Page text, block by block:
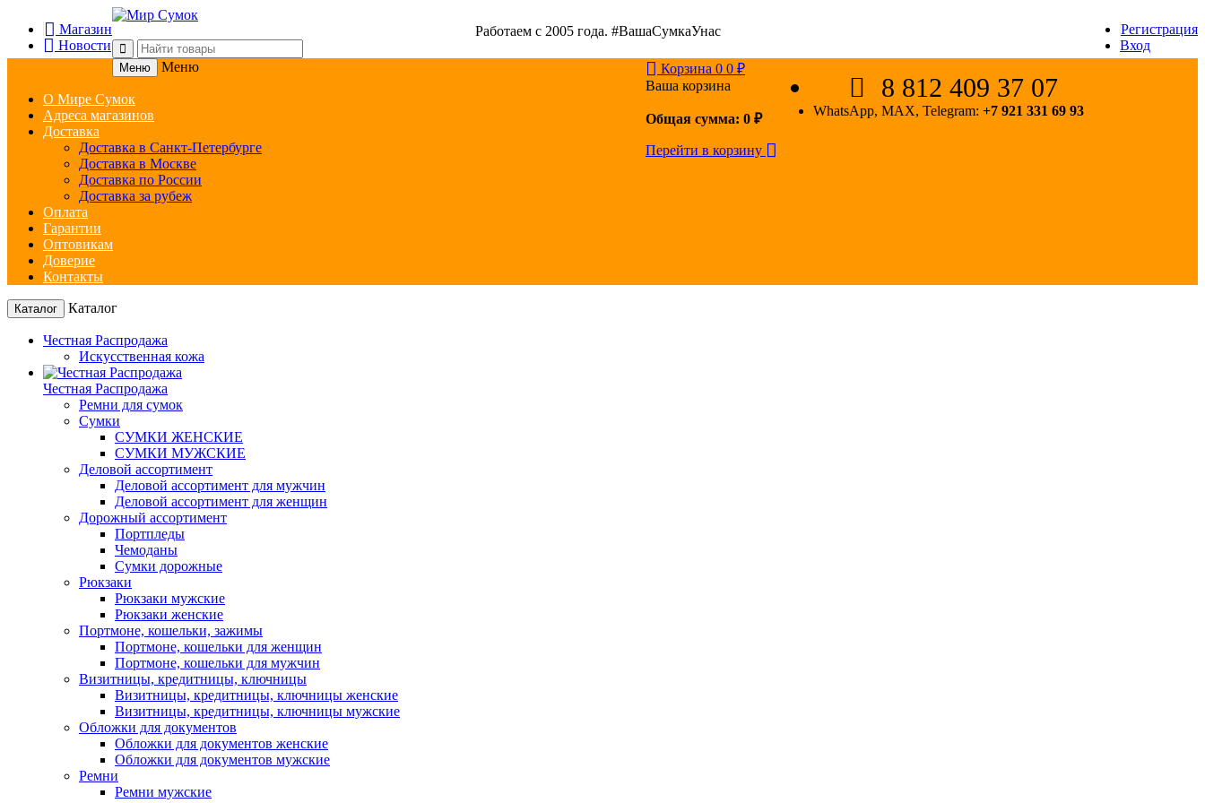
Магазин
Новости
Регистрация
Вход
Работаем с 2005 года. #ВашаСумкаУнас
8 812 409 37 07
WhatsApp, MAX, Telegram: +7 921 331 69 93
Корзина 0 0 ₽
Ваша корзина
Общая сумма: 0 ₽
Перейти в корзину
Меню Меню
О Мире Сумок
Адреса магазинов
Доставка
Доставка в Санкт-Петербурге
Доставка в Москве
Доставка по России
Доставка за рубеж
Оплата
Гарантии
Оптовикам
Доверие
Контакты
Каталог Каталог
Честная Распродажа
Искусственная кожа
Честная Распродажа
Ремни для сумок
Сумки
СУМКИ ЖЕНСКИЕ
СУМКИ МУЖСКИЕ
Деловой ассортимент
Деловой ассортимент для мужчин
Деловой ассортимент для женщин
Дорожный ассортимент
Портпледы
Чемоданы
Сумки дорожные
Рюкзаки
Рюкзаки мужские
Рюкзаки женские
Портмоне, кошельки, зажимы
Портмоне, кошельки для женщин
Портмоне, кошельки для мужчин
Визитницы, кредитницы, ключницы
Визитницы, кредитницы, ключницы женские
Визитницы, кредитницы, ключницы мужские
Обложки для документов
Обложки для документов женские
Обложки для документов мужские
Ремни
Ремни мужские